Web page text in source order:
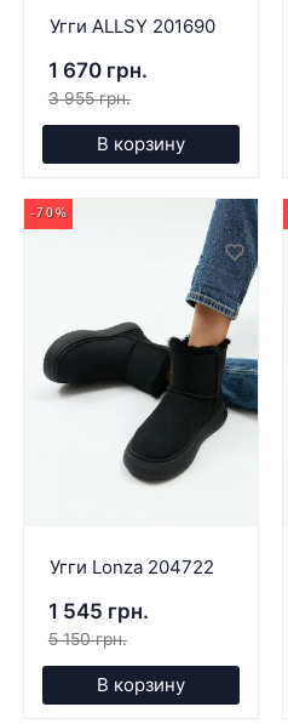
Угги ALLSY 201690
1 670 грн.
3 955 грн.
В корзину
-70%
Угги Lonza 204722
1 545 грн.
5 150 грн.
В корзину